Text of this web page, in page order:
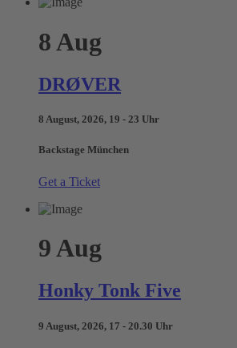
8 Aug
DRØVER
8 August, 2026, 19 - 23 Uhr
Backstage München
Get a Ticket
9 Aug
Honky Tonk Five
9 August, 2026, 17 - 20.30 Uhr